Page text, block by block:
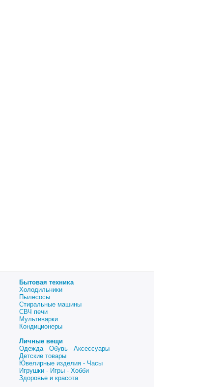
Бытовая техника
Холодильники
Пылесосы
Стиральные машины
СВЧ печи
Мультиварки
Кондиционеры
Личные вещи
Одежда - Обувь - Аксессуары
Детские товары
Ювелирные изделия - Часы
Игрушки - Игры - Хобби
Здоровье и красота